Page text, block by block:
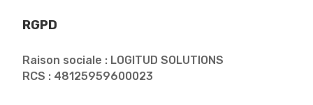
RGPD
Raison sociale : LOGITUD SOLUTIONS
RCS : 48125959600023